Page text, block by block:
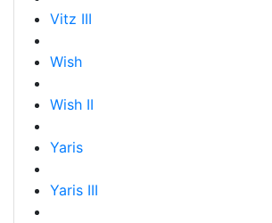
Vitz III
Wish
Wish II
Yaris
Yaris III